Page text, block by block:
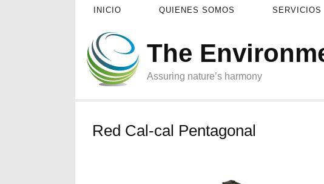
INICIO QUIENES SOMOS SERVICIOS
The
Assuring nature’s harmony
Red Cal-cal Pentagonal